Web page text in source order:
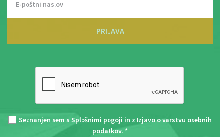
PRIJAVA
Seznanjen sem s Splošnimi pogoji in z Izjavo o varstvu osebnih
podatkov. *